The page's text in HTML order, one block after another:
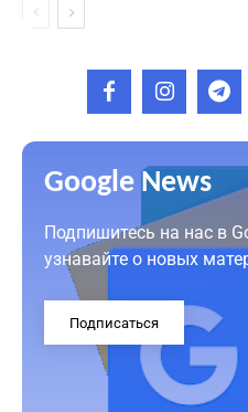
Google News
Подпишитесь на нас в
узнавайте о новых
Подписаться